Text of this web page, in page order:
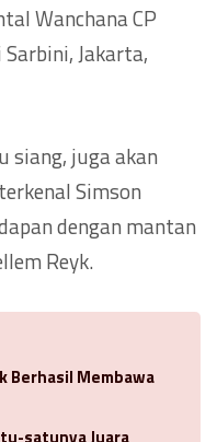
Wanchana CP
Jakarta,
siang, juga akan
Simson
dengan mantan
Reyk.
Berhasil Membawa
satunya Juara